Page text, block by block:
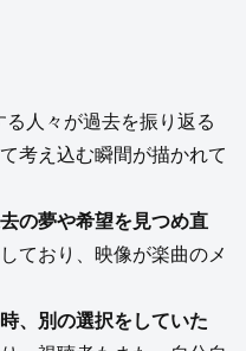
人々が過去を振り返る
考え込む瞬間が描かれて
の夢や希望を見つめ直
ており、映像が楽曲のメ
、別の選択をしていた